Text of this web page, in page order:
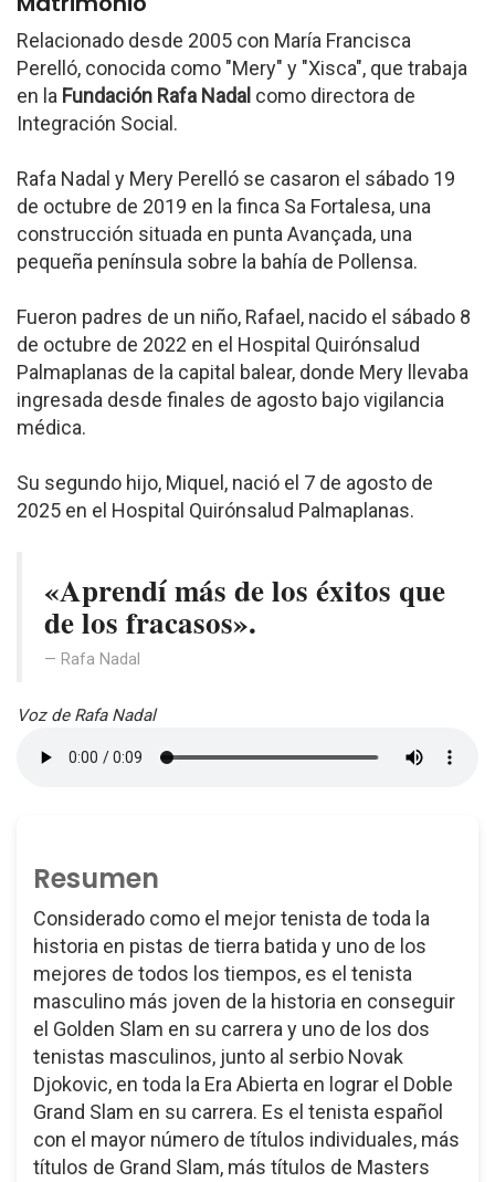
Relacionado desde 2005 con María Francisca
Perelló, conocida como "Mery" y "Xisca", que trabaja
en la Fundación Rafa Nadal como directora de
Integración Social.
Rafa Nadal y Mery Perelló se casaron el sábado 19
de octubre de 2019 en la finca Sa Fortalesa, una
construcción situada en punta Avançada, una
pequeña península sobre la bahía de Pollensa.
Fueron padres de un niño, Rafael, nacido el sábado 8
de octubre de 2022 en el Hospital Quirónsalud
Palmaplanas de la capital balear, donde Mery llevaba
ingresada desde finales de agosto bajo vigilancia
médica.
Su segundo hijo, Miquel, nació el 7 de agosto de
2025 en el Hospital Quirónsalud Palmaplanas.
«Aprendí más de los éxitos que
de los fracasos».
Rafa Nadal
Voz de Rafa Nadal
Resumen
Considerado como el mejor tenista de toda la
historia en pistas de tierra batida y uno de los
mejores de todos los tiempos, es el tenista
masculino más joven de la historia en conseguir
el Golden Slam en su carrera y uno de los dos
tenistas masculinos, junto al serbio Novak
Djokovic, en toda la Era Abierta en lograr el Doble
Grand Slam en su carrera. Es el tenista español
con el mayor número de títulos individuales, más
títulos de Grand Slam, más títulos de Masters